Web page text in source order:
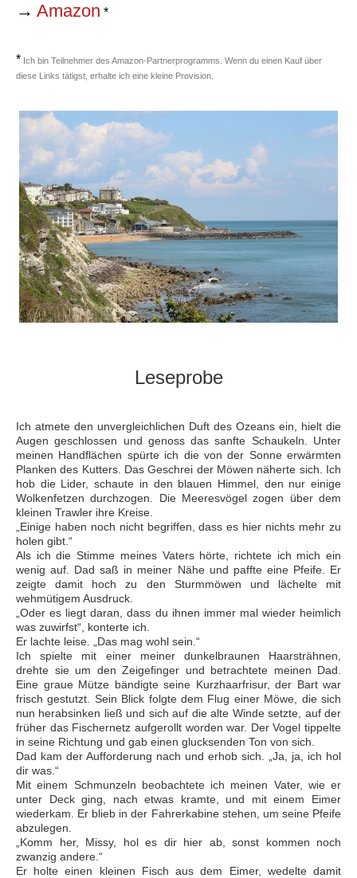
→ Amazon *
* Ich bin Teilnehmer des Amazon-Partnerprogramms. Wenn du einen Kauf über
diese Links tätigst, erhalte ich eine kleine Provision.
Leseprobe
Ich atmete den unvergleichlichen Duft des Ozeans ein, hielt die
Augen geschlossen und genoss das sanfte Schaukeln. Unter
meinen Handflächen spürte ich die von der Sonne erwärmten
Planken des Kutters. Das Geschrei der Möwen näherte sich. Ich
hob die Lider, schaute in den blauen Himmel, den nur einige
Wolkenfetzen durchzogen. Die Meeresvögel zogen über dem
kleinen Trawler ihre Kreise.
„Einige haben noch nicht begriffen, dass es hier nichts mehr zu
holen gibt.“
Als ich die Stimme meines Vaters hörte, richtete ich mich ein
wenig auf. Dad saß in meiner Nähe und paffte eine Pfeife. Er
zeigte damit hoch zu den Sturmmöwen und lächelte mit
wehmütigem Ausdruck.
„Oder es liegt daran, dass du ihnen immer mal wieder heimlich
was zuwirfst“, konterte ich.
Er lachte leise. „Das mag wohl sein.“
Ich spielte mit einer meiner dunkelbraunen Haarsträhnen,
drehte sie um den Zeigefinger und betrachtete meinen Dad.
Eine graue Mütze bändigte seine Kurzhaarfrisur, der Bart war
frisch gestutzt. Sein Blick folgte dem Flug einer Möwe, die sich
nun herabsinken ließ und sich auf die alte Winde setzte, auf der
früher das Fischernetz aufgerollt worden war. Der Vogel tippelte
in seine Richtung und gab einen glucksenden Ton von sich.
Dad kam der Aufforderung nach und erhob sich. „Ja, ja, ich hol
dir was.“
Mit einem Schmunzeln beobachtete ich meinen Vater, wie er
unter Deck ging, nach etwas kramte, und mit einem Eimer
wiederkam. Er blieb in der Fahrerkabine stehen, um seine Pfeife
abzulegen.
„Komm her, Missy, hol es dir hier ab, sonst kommen noch
zwanzig andere.“
Er holte einen kleinen Fisch aus dem Eimer, wedelte damit